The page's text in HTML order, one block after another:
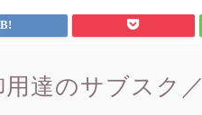
達のサブスク／